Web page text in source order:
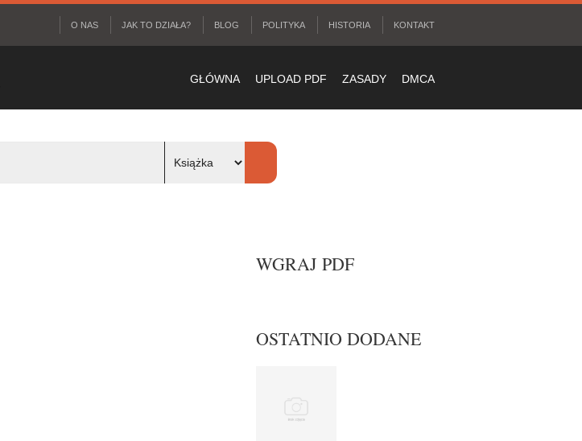
O NAS JAK TO DZIAŁA? BLOG POLITYKA HISTORIA KONTAKT
GŁÓWNA UPLOAD PDF ZASADY DMCA
WGRAJ PDF
OSTATNIO DODANE